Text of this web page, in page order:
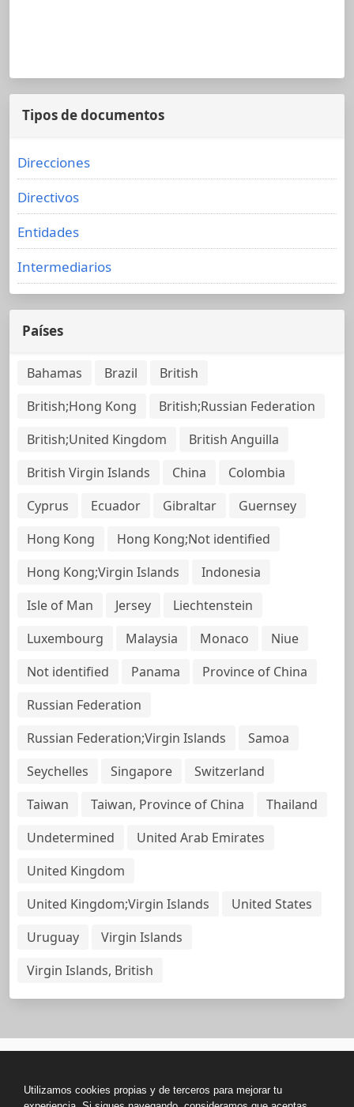
Tipos de documentos
Direcciones
Directivos
Entidades
Intermediarios
Países
Bahamas Brazil
British
British;Hong Kong
British;Russian Federation
British;United Kingdom
British Anguilla
British Virgin Islands
China
Colombia
Cyprus
Ecuador Gibraltar
Guernsey
Hong Kong
Hong Kong;Not identified
Hong Kong;Virgin Islands
Indonesia
Isle of Man
Jersey
Liechtenstein
Luxembourg
Malaysia Monaco
Niue
Not identified
Panama
Province of China
Russian Federation
Russian Federation;Virgin Islands
Samoa
Seychelles
Singapore
Switzerland
Taiwan
Taiwan, Province of China
Thailand
Undetermined
United Arab Emirates
United Kingdom
United Kingdom;Virgin Islands
United States
Uruguay
Virgin Islands
Virgin Islands, British
Base de Datos de Papeles Del Panamá
Utilizamos cookies propias y de terceros para mejorar tu